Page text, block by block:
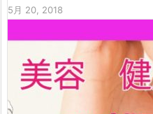
5月 20, 2018